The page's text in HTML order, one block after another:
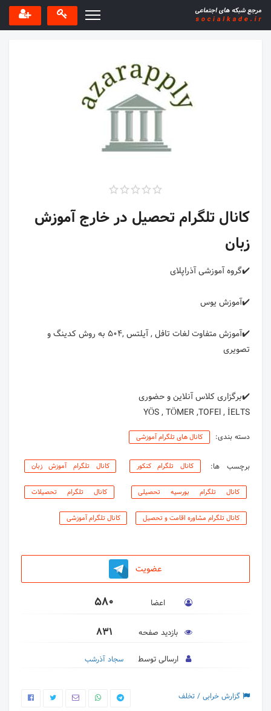
کانال تلگرام تحصیل در خارج آموزش
زبان
✔️آموزش متفاوت لغات تافل , آیلتس ,504 به روش کدینگ و
YÖS , TÖMER ,TOFEl , İELTS
دسته بندی: کانال های تلگرام آموزشی
برچسب ها: کانال تلگرام کنکور کانال تلگرام آموزش زبان
کانال تلگرام بورسیه تحصیلی کانال تلگرام تحصیلات
کانال تلگرام مشاوره اقامت و تحصیل کانال تلگرام آموزشی
عضویت
اعضا 580
بازدید صفحه 831
ارسالی توسط سجاد آذرشب
گزارش خرابی / تخلف